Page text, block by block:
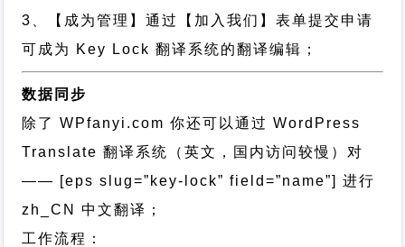
3、【成为管理】通过【加入我们】表单提交申请
可成为 Key Lock 翻译系统的翻译编辑；
数据同步
除了 WPfanyi.com 你还可以通过WordPress
Translate 翻译系统（英文，国内访问较慢）对
—— [eps slug=”key-lock” field=”name”]进行
zh_CN
中文翻译；
工作流程：